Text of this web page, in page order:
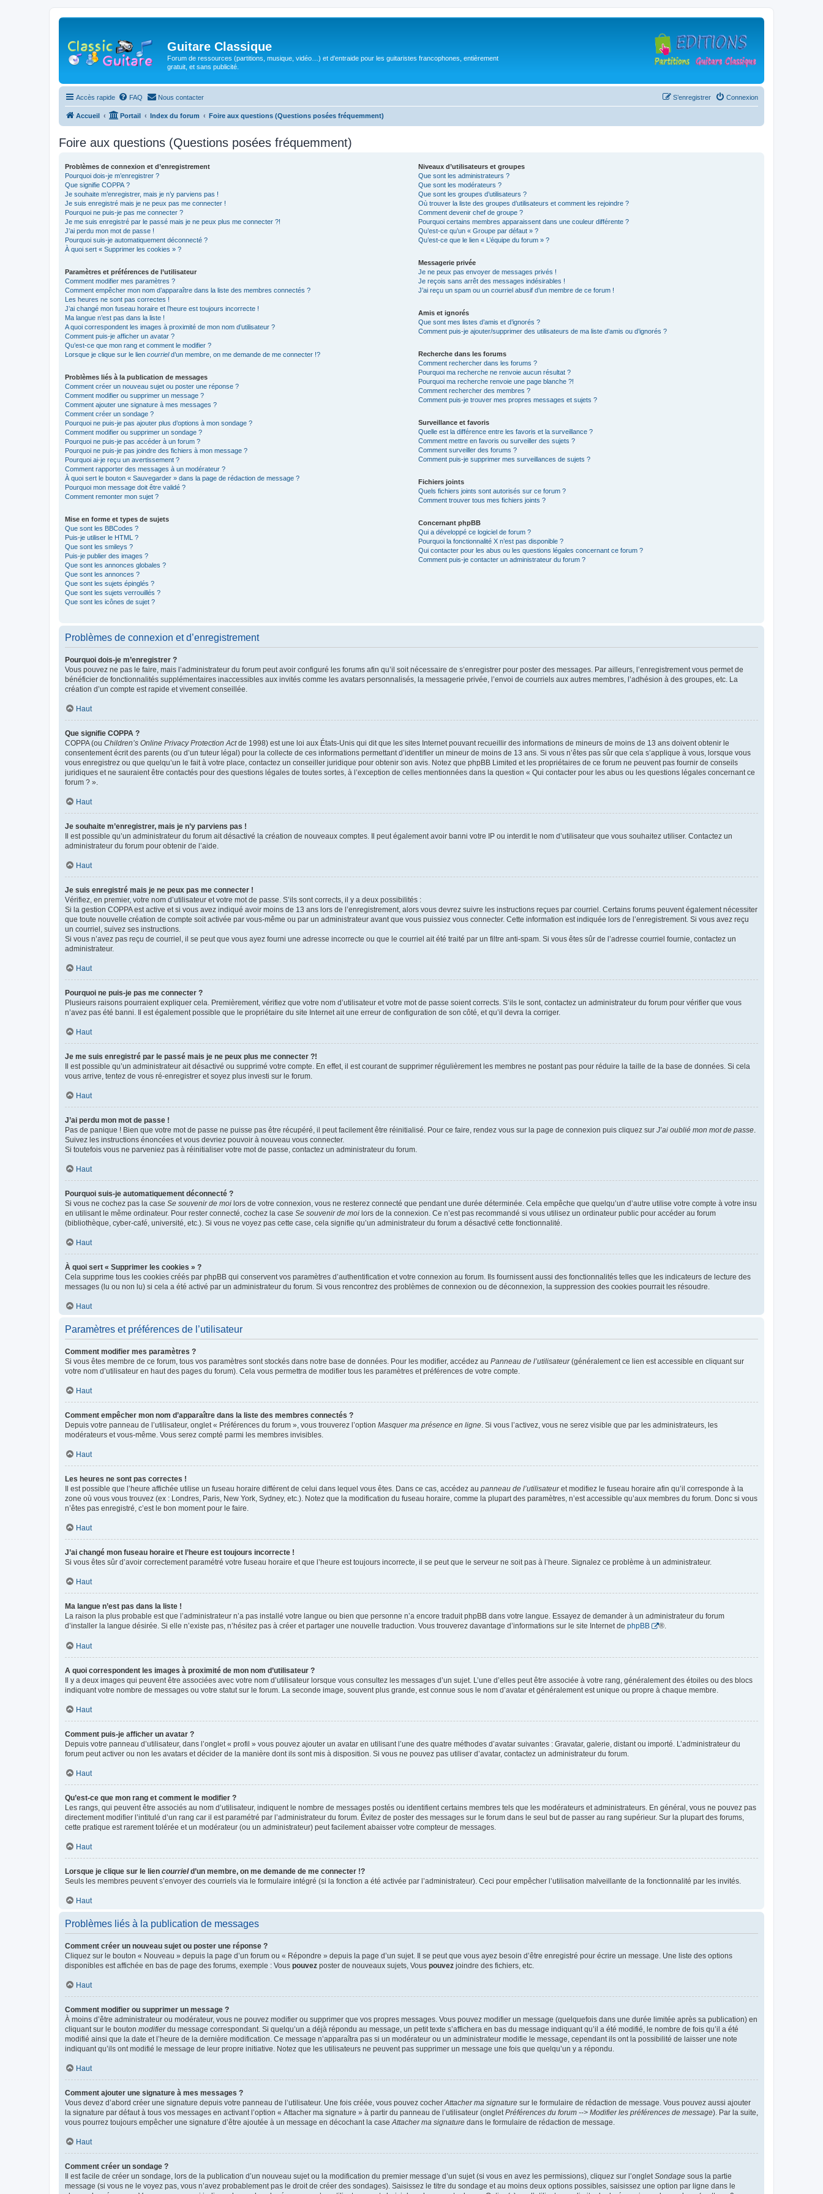
Guitare Classique
Forum de ressources (partitions, musique, vidéo…) et d'entraide pour les guitaristes francophones, entièrement
gratuit, et sans publicité.
Accès rapide FAQ Nous contacter Connexion
S’enregistrer
Accueil Portail Index du forum Foire aux questions (Questions posées fréquemment)
Foire aux questions (Questions posées fréquemment)
Problèmes de connexion et d’enregistrement
Pourquoi dois-je m’enregistrer ?
Que signifie COPPA ?
Je souhaite m’enregistrer, mais je n’y parviens pas !
Je suis enregistré mais je ne peux pas me connecter !
Pourquoi ne puis-je pas me connecter ?
Je me suis enregistré par le passé mais je ne peux plus me connecter ?!
J’ai perdu mon mot de passe !
Pourquoi suis-je automatiquement déconnecté ?
À quoi sert « Supprimer les cookies » ?
Paramètres et préférences de l’utilisateur
Comment modifier mes paramètres ?
Comment empêcher mon nom d’apparaître dans la liste des membres connectés ?
Les heures ne sont pas correctes !
J’ai changé mon fuseau horaire et l’heure est toujours incorrecte !
Ma langue n’est pas dans la liste !
A quoi correspondent les images à proximité de mon nom d’utilisateur ?
Comment puis-je afficher un avatar ?
Qu’est-ce que mon rang et comment le modifier ?
Lorsque je clique sur le lien courrield’un membre, on me demande de me connecter !?
Problèmes liés à la publication de messages
Comment créer un nouveau sujet ou poster une réponse ?
Comment modifier ou supprimer un message ?
Comment ajouter une signature à mes messages ?
Comment créer un sondage ?
Pourquoi ne puis-je pas ajouter plus d’options à mon sondage ?
Comment modifier ou supprimer un sondage ?
Pourquoi ne puis-je pas accéder à un forum ?
Pourquoi ne puis-je pas joindre des fichiers à mon message ?
Pourquoi ai-je reçu un avertissement ?
Comment rapporter des messages à un modérateur ?
À quoi sert le bouton « Sauvegarder » dans la page de rédaction de message ?
Pourquoi mon message doit être validé ?
Comment remonter mon sujet ?
Mise en forme et types de sujets
Que sont les BBCodes ?
Puis-je utiliser le HTML ?
Que sont les smileys ?
Puis-je publier des images ?
Que sont les annonces globales ?
Que sont les annonces ?
Que sont les sujets épinglés ?
Que sont les sujets verrouillés ?
Que sont les icônes de sujet ?
Niveaux d’utilisateurs et groupes
Que sont les administrateurs ?
Que sont les modérateurs ?
Que sont les groupes d’utilisateurs ?
Où trouver la liste des groupes d’utilisateurs et comment les rejoindre ?
Comment devenir chef de groupe ?
Pourquoi certains membres apparaissent dans une couleur différente ?
Qu’est-ce qu’un « Groupe par défaut » ?
Qu’est-ce que le lien « L’équipe du forum » ?
Messagerie privée
Je ne peux pas envoyer de messages privés !
Je reçois sans arrêt des messages indésirables !
J’ai reçu un spam ou un courriel abusif d’un membre de ce forum !
Amis et ignorés
Que sont mes listes d’amis et d’ignorés ?
Comment puis-je ajouter/supprimer des utilisateurs de ma liste d’amis ou d’ignorés ?
Recherche dans les forums
Comment rechercher dans les forums ?
Pourquoi ma recherche ne renvoie aucun résultat ?
Pourquoi ma recherche renvoie une page blanche ?!
Comment rechercher des membres ?
Comment puis-je trouver mes propres messages et sujets ?
Surveillance et favoris
Quelle est la différence entre les favoris et la surveillance ?
Comment mettre en favoris ou surveiller des sujets ?
Comment surveiller des forums ?
Comment puis-je supprimer mes surveillances de sujets ?
Fichiers joints
Quels fichiers joints sont autorisés sur ce forum ?
Comment trouver tous mes fichiers joints ?
Concernant phpBB
Qui a développé ce logiciel de forum ?
Pourquoi la fonctionnalité X n’est pas disponible ?
Qui contacter pour les abus ou les questions légales concernant ce forum ?
Comment puis-je contacter un administrateur du forum ?
Problèmes de connexion et d’enregistrement
Pourquoi dois-je m’enregistrer ?
Vous pouvez ne pas le faire, mais l’administrateur du forum peut avoir configuré les forums afin qu’il soit nécessaire de s’enregistrer pour poster des messages. Par ailleurs, l’enregistrement vous permet de
bénéficier de fonctionnalités supplémentaires inaccessibles aux invités comme les avatars personnalisés, la messagerie privée, l’envoi de courriels aux autres membres, l’adhésion à des groupes, etc. La
création d’un compte est rapide et vivement conseillée.
Haut
Que signifie COPPA ?
COPPA (ou Children’s Online Privacy Protection Actde 1998) est une loi aux États-Unis qui dit que les sites Internet pouvant recueillir des informations de mineurs de moins de 13 ans doivent obtenir le
consentement écrit des parents (ou d’un tuteur légal) pour la collecte de ces informations permettant d’identifier un mineur de moins de 13 ans. Si vous n’êtes pas sûr que cela s’applique à vous, lorsque vous
vous enregistrez ou que quelqu’un le fait à votre place, contactez un conseiller juridique pour obtenir son avis. Notez que phpBB Limited et les propriétaires de ce forum ne peuvent pas fournir de conseils
juridiques et ne sauraient être contactés pour des questions légales de toutes sortes, à l’exception de celles mentionnées dans la question « Qui contacter pour les abus ou les questions légales concernant ce
forum ? ».
Haut
Je souhaite m’enregistrer, mais je n’y parviens pas !
Il est possible qu’un administrateur du forum ait désactivé la création de nouveaux comptes. Il peut également avoir banni votre IP ou interdit le nom d’utilisateur que vous souhaitez utiliser. Contactez un
administrateur du forum pour obtenir de l’aide.
Haut
Je suis enregistré mais je ne peux pas me connecter !
Vérifiez, en premier, votre nom d’utilisateur et votre mot de passe. S’ils sont corrects, il y a deux possibilités :
Si la gestion COPPA est active et si vous avez indiqué avoir moins de 13 ans lors de l’enregistrement, alors vous devrez suivre les instructions reçues par courriel. Certains forums peuvent également nécessiter
que toute nouvelle création de compte soit activée par vous-même ou par un administrateur avant que vous puissiez vous connecter. Cette information est indiquée lors de l’enregistrement. Si vous avez reçu
un courriel, suivez ses instructions.
Si vous n’avez pas reçu de courriel, il se peut que vous ayez fourni une adresse incorrecte ou que le courriel ait été traité par un filtre anti-spam. Si vous êtes sûr de l’adresse courriel fournie, contactez un
administrateur.
Haut
Pourquoi ne puis-je pas me connecter ?
Plusieurs raisons pourraient expliquer cela. Premièrement, vérifiez que votre nom d’utilisateur et votre mot de passe soient corrects. S’ils le sont, contactez un administrateur du forum pour vérifier que vous
n’avez pas été banni. Il est également possible que le propriétaire du site Internet ait une erreur de configuration de son côté, et qu’il devra la corriger.
Haut
Je me suis enregistré par le passé mais je ne peux plus me connecter ?!
Il est possible qu’un administrateur ait désactivé ou supprimé votre compte. En effet, il est courant de supprimer régulièrement les membres ne postant pas pour réduire la taille de la base de données. Si cela
vous arrive, tentez de vous ré-enregistrer et soyez plus investi sur le forum.
Haut
J’ai perdu mon mot de passe !
Pas de panique ! Bien que votre mot de passe ne puisse pas être récupéré, il peut facilement être réinitialisé. Pour ce faire, rendez vous sur la page de connexion puis cliquez sur J’ai oublié mon mot de passe.
Suivez les instructions énoncées et vous devriez pouvoir à nouveau vous connecter.
Si toutefois vous ne parveniez pas à réinitialiser votre mot de passe, contactez un administrateur du forum.
Haut
Pourquoi suis-je automatiquement déconnecté ?
Si vous ne cochez pas la case Se souvenir de moi lors de votre connexion, vous ne resterez connecté que pendant une durée déterminée. Cela empêche que quelqu’un d’autre utilise votre compte à votre insu
en utilisant le même ordinateur. Pour rester connecté, cochez la case Se souvenir de moi lors de la connexion. Ce n’est pas recommandé si vous utilisez un ordinateur public pour accéder au forum
(bibliothèque, cyber-café, université, etc.). Si vous ne voyez pas cette case, cela signifie qu’un administrateur du forum a désactivé cette fonctionnalité.
Haut
À quoi sert « Supprimer les cookies » ?
Cela supprime tous les cookies créés par phpBB qui conservent vos paramètres d’authentification et votre connexion au forum. Ils fournissent aussi des fonctionnalités telles que les indicateurs de lecture des
messages (lu ou non lu) si cela a été activé par un administrateur du forum. Si vous rencontrez des problèmes de connexion ou de déconnexion, la suppression des cookies pourrait les résoudre.
Haut
Paramètres et préférences de l’utilisateur
Comment modifier mes paramètres ?
Si vous êtes membre de ce forum, tous vos paramètres sont stockés dans notre base de données. Pour les modifier, accédez au Panneau de l’utilisateur(généralement ce lien est accessible en cliquant sur
votre nom d’utilisateur en haut des pages du forum). Cela vous permettra de modifier tous les paramètres et préférences de votre compte.
Haut
Comment empêcher mon nom d’apparaître dans la liste des membres connectés ?
Depuis votre panneau de l’utilisateur, onglet « Préférences du forum », vous trouverez l’option Masquer ma présence en ligne. Si vous l’activez, vous ne serez visible que par les administrateurs, les
modérateurs et vous-même. Vous serez compté parmi les membres invisibles.
Haut
Les heures ne sont pas correctes !
Il est possible que l’heure affichée utilise un fuseau horaire différent de celui dans lequel vous êtes. Dans ce cas, accédez au panneau de l’utilisateuret modifiez le fuseau horaire afin qu’il corresponde à la
zone où vous vous trouvez (ex : Londres, Paris, New York, Sydney, etc.). Notez que la modification du fuseau horaire, comme la plupart des paramètres, n’est accessible qu’aux membres du forum. Donc si vous
n’êtes pas enregistré, c’est le bon moment pour le faire.
Haut
J’ai changé mon fuseau horaire et l’heure est toujours incorrecte !
Si vous êtes sûr d’avoir correctement paramétré votre fuseau horaire et que l’heure est toujours incorrecte, il se peut que le serveur ne soit pas à l’heure. Signalez ce problème à un administrateur.
Haut
Ma langue n’est pas dans la liste !
La raison la plus probable est que l’administrateur n’a pas installé votre langue ou bien que personne n’a encore traduit phpBB dans votre langue. Essayez de demander à un administrateur du forum
d’installer la langue désirée. Si elle n’existe pas, n’hésitez pas à créer et partager une nouvelle traduction. Vous trouverez davantage d’informations sur le site Internet de phpBB ®.
Haut
A quoi correspondent les images à proximité de mon nom d’utilisateur ?
Il y a deux images qui peuvent être associées avec votre nom d’utilisateur lorsque vous consultez les messages d’un sujet. L’une d’elles peut être associée à votre rang, généralement des étoiles ou des blocs
indiquant votre nombre de messages ou votre statut sur le forum. La seconde image, souvent plus grande, est connue sous le nom d’avatar et généralement est unique ou propre à chaque membre.
Haut
Comment puis-je afficher un avatar ?
Depuis votre panneau d’utilisateur, dans l’onglet « profil » vous pouvez ajouter un avatar en utilisant l’une des quatre méthodes d’avatar suivantes : Gravatar, galerie, distant ou importé. L’administrateur du
forum peut activer ou non les avatars et décider de la manière dont ils sont mis à disposition. Si vous ne pouvez pas utiliser d’avatar, contactez un administrateur du forum.
Haut
Qu’est-ce que mon rang et comment le modifier ?
Les rangs, qui peuvent être associés au nom d’utilisateur, indiquent le nombre de messages postés ou identifient certains membres tels que les modérateurs et administrateurs. En général, vous ne pouvez pas
directement modifier l’intitulé d’un rang car il est paramétré par l’administrateur du forum. Évitez de poster des messages sur le forum dans le seul but de passer au rang supérieur. Sur la plupart des forums,
cette pratique est rarement tolérée et un modérateur (ou un administrateur) peut facilement abaisser votre compteur de messages.
Haut
Lorsque je clique sur le lien courrield’un membre, on me demande de me connecter !?
Seuls les membres peuvent s’envoyer des courriels via le formulaire intégré (si la fonction a été activée par l’administrateur). Ceci pour empêcher l’utilisation malveillante de la fonctionnalité par les invités.
Haut
Problèmes liés à la publication de messages
Comment créer un nouveau sujet ou poster une réponse ?
Cliquez sur le bouton « Nouveau » depuis la page d’un forum ou « Répondre » depuis la page d’un sujet. Il se peut que vous ayez besoin d’être enregistré pour écrire un message. Une liste des options
disponibles est affichée en bas de page des forums, exemple : Vous pouvez poster de nouveaux sujets, Vous pouvez joindre des fichiers, etc.
Haut
Comment modifier ou supprimer un message ?
À moins d’être administrateur ou modérateur, vous ne pouvez modifier ou supprimer que vos propres messages. Vous pouvez modifier un message (quelquefois dans une durée limitée après sa publication) en
cliquant sur le bouton modifierdu message correspondant. Si quelqu’un a déjà répondu au message, un petit texte s’affichera en bas du message indiquant qu’il a été modifié, le nombre de fois qu’il a été
modifié ainsi que la date et l’heure de la dernière modification. Ce message n’apparaîtra pas si un modérateur ou un administrateur modifie le message, cependant ils ont la possibilité de laisser une note
indiquant qu’ils ont modifié le message de leur propre initiative. Notez que les utilisateurs ne peuvent pas supprimer un message une fois que quelqu’un y a répondu.
Haut
Comment ajouter une signature à mes messages ?
Vous devez d’abord créer une signature depuis votre panneau de l’utilisateur. Une fois créée, vous pouvez cocherAttacher ma signature sur le formulaire de rédaction de message. Vous pouvez aussi ajouter
la signature par défaut à tous vos messages en activant l’option « Attacher ma signature » à partir du panneau de l’utilisateur (ongletPréférences du forum --> Modifier les préférences de message). Par la suite,
vous pourrez toujours empêcher une signature d’être ajoutée à un message en décochant la caseAttacher ma signature dans le formulaire de rédaction de message.
Haut
Comment créer un sondage ?
Il est facile de créer un sondage, lors de la publication d’un nouveau sujet ou la modification du premier message d’un sujet (si vous en avez les permissions), cliquez sur l’ongletSondage sous la partie
message (si vous ne le voyez pas, vous n’avez probablement pas le droit de créer des sondages). Saisissez le titre du sondage et au moins deux options possibles, saisissez une option par ligne dans le